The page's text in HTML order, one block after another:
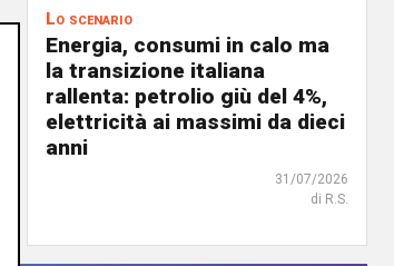
Lo scenario
Energia, consumi in calo ma
la transizione italiana
rallenta: petrolio giù del 4%,
elettricità ai massimi da dieci
anni
31/07/2026
di R.S.